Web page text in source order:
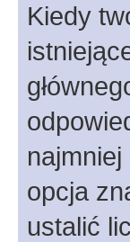
Kiedy
opcja
ustalić